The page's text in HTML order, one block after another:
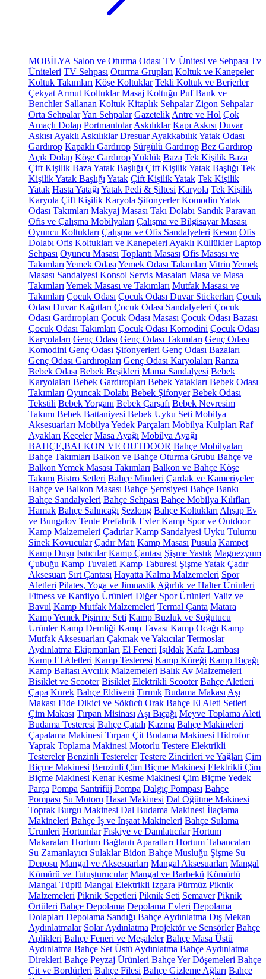
MOBİLYA Salon ve Oturma Odası TV Ünitesi ve Sehpası Tv
Üniteleri TV Sehpası Oturma Grupları Koltuk ve Kanepeler
Koltuk Takımları Köşe Koltuklar Tekli Koltuk ve Berjerler
Çekyat Armut Koltuklar Masaj Koltuğu Puf Bank ve
Benchler Sallanan Koltuk Kitaplık Sehpalar Zigon Sehpalar
Orta SehpalarYan Sehpalar Gazetelik Antre ve Hol Çok
Amaçlı Dolap Portmantolar Askılıklar Kapı Askısı Duvar
Askısı Ayaklı Askılıklar Dresuar AyakkabılıkYatak Odası
Gardırop Kapaklı Gardırop Sürgülü Gardırop Bez Gardırop
Açık Dolap Köşe GardıropYüklük Baza Tek Kişilik Baza
Çift Kişilik Baza Yatak Başlığı Çift Kişilik Yatak Başlığı Tek
Kişilik Yatak Başlığı Yatak Çift Kişilik Yatak Tek Kişilik
Yatak Hasta Yatağı Yatak Pedi & Şiltesi Karyola Tek Kişilik
Karyola Çift Kişilik Karyola Şifonyerler Komodin Yatak
Odası Takımları Makyaj Masası Takı Dolabı Sandık Paravan
Ofis ve Çalışma Mobilyaları Çalışma ve Bilgisayar Masası
Oyuncu Koltukları Çalışma ve Ofis Sandalyeleri Keson Ofis
Dolabı Ofis Koltukları ve Kanepeleri Ayaklı Küllükler Laptop
Sehpası Oyuncu Masası Toplantı Masası Ofis Masası ve
Takımları Yemek Odası Yemek Odası Takımları Vitrin Yemek
Masası Sandalyesi Konsol Servis Masaları Masa ve Masa
Takımları Yemek Masası ve Takımları Mutfak Masası ve
Takımları Çocuk Odası Çocuk Odası Duvar Stickerları Çocuk
Odası Duvar Kağıtları Çocuk Odası Sandalyeleri Çocuk
Odası Gardıropları Çocuk Odası Masası Çocuk Odası Bazası
Çocuk Odası Takımları Çocuk Odası Komodini Çocuk Odası
Karyolaları Genç Odası Genç Odası Takımları Genç Odası
Komodini Genç Odası Şifonyerleri Genç Odası Bazaları
Genç Odası Gardıropları Genç Odası Karyolaları Ranza
Bebek Odası Bebek Beşikleri Mama Sandalyesi Bebek
Karyolaları Bebek Gardıropları Bebek Yatakları Bebek Odası
Takımları Oyuncak Dolabı Bebek Şifonyer Bebek Odası
Tekstili Bebek Yorganı Bebek Çarşafı Bebek Nevresim
Takımı Bebek Battaniyesi Bebek Uyku Seti Mobilya
Aksesuarları Mobilya Yedek Parçaları Mobilya Kulpları Raf
Ayakları Keçeler Masa Ayağı Mobilya Ayağı
BAHÇE,BALKON VE OUTDOOR Bahçe Mobilyaları
Bahçe Takımları Balkon ve Bahçe Oturma Grubu Bahçe ve
Balkon Yemek Masası Takımları Balkon ve Bahçe Köşe
Takımı Bistro Setleri Bahçe Minderi Çardak ve Kameriyeler
Bahçe ve Balkon Masası Bahçe Şemsiyesi Bahçe Bankı
Bahçe Sandalyeleri Bahçe Sehpası Bahçe Mobilya Kılıfları
Hamak Bahçe Salıncağı Şezlong Bahçe Koltukları Ahşap Ev
ve Bungalov Tente Prefabrik Evler Kamp Spor ve Outdoor
Kamp Malzemeleri Çadırlar Kamp Sandalyesi Uyku Tulumu
Sinek Kovucular Çadır Matı Kamp Masası Pusula Kampet
Kamp Duşu Isıtıcılar Kamp Çantası Şişme Yastık Magnezyum
Çubuğu Kamp Tuvaleti Kamp Taburesi Şişme Yatak Çadır
Aksesuarı Sırt Çantası Hayatta Kalma Malzemeleri Spor
Aletleri Pilates, Yoga ve Jimnastik Ağırlık ve Halter Ürünleri
Fitness ve Kardiyo Ürünleri Diğer Spor Ürünleri Valiz ve
Bavul Kamp Mutfak Malzemeleri Termal Çanta Matara
Kamp Yemek Pişirme Seti Kamp Buzluk ve Soğutucu
Ürünler Kamp Demliği Kamp Tavası Kamp Ocağı Kamp
Mutfak Aksesuarları Çakmak ve Yakıcılar Termoslar
Aydınlatma Ekipmanları El Feneri Işıldak Kafa Lambası
Kamp El Aletleri Kamp Testeresi Kamp Küreği Kamp Bıçağı
Kamp Baltası Avcılık Malzemeleri Balık Av Malzemeleri
Bisiklet ve Scooter Bisiklet Elektrikli Scooter Bahçe Aletleri
Çapa Kürek Bahçe Eldiveni Tırmık Budama Makası Aşı
Makası Fide Dikici ve Sökücü Orak Bahçe El Aleti Setleri
Çim Makası Tırpan Misinası Aşı Bıçağı Meyve Toplama Aleti
Budama Testeresi Bahçe Çatalı Kazma Bahçe Makineleri
Çapalama Makinesi Tırpan Çit Budama Makinesi Hidrofor
Yaprak Toplama Makinesi Motorlu Testere Elektrikli
Testereler Benzinli Testereler Testere Zincirleri ve Yağları Çim
Biçme Makinesi Benzinli Çim Biçme Makinesi Elektrikli Çim
Biçme Makinesi Kenar Kesme Makinesi Çim Biçme Yedek
Parça Pompa Santrifüj Pompa Dalgıç Pompası Bahçe
Pompası Su Motoru Hasat Makinesi Dal Öğütme Makinesi
Toprak Burgu Makinesi Dal Budama Makinesi İlaçlama
Makineleri Bahçe İş ve İnşaat Makineleri Bahçe Sulama
Ürünleri Hortumlar Fıskiye ve Damlatıcılar Hortum
Makaraları Hortum Bağlantı Aparatları Hortum Tabancaları
Su Zamanlayıcı Sulaklar Bidon Bahçe Musluğu Şişme Su
Deposu Mangal ve Aksesuarları Mangal Aksesuarları Mangal
Kömürü ve Tutuşturucular Mangal ve Barbekü Kömürlü
Mangal Tüplü Mangal Elektrikli Izgara Pürmüz Piknik
Malzemeleri Piknik Sepetleri Piknik Seti Semaver Piknik
Örtüleri Bahçe Depolama Depolama Evleri Depolama
Dolapları Depolama Sandığı Bahçe Aydınlatma Dış Mekan
Aydınlatmalar Solar Aydınlatma Projektör ve Sensörler Bahçe
Aplikleri Bahçe Feneri ve Meşaleler Bahçe Masa Üstü
Aydınlatma Bahçe Set Üstü Aydınlatma Bahçe Aydınlatma
Direkleri Bahçe Peyzaj Ürünleri Bahçe Yer Döşemeleri Bahçe
Çit ve Bordürleri Bahçe Filesi Bahçe Gizleme Ağları Bahçe